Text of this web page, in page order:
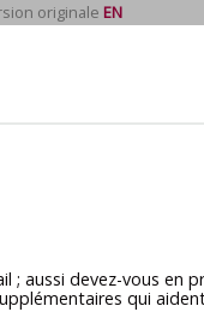
originale EN
aussi devez-vous en
qui